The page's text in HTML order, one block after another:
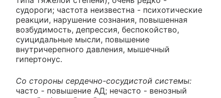
судороги; частота неизвестна - психотические
реакции, нарушение сознания, повышенная
возбудимость, депрессия, беспокойство,
суицидальные мысли, повышение
внутричерепного давления, мышечный
гипертонус.
Со стороны сердечно-сосудистой системы:
часто - повышение АД; нечасто - венозный